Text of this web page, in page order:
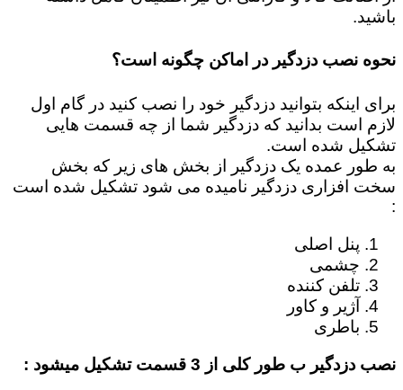
باشید.
نحوه نصب دزدگیر در اماکن چگونه است؟
برای اینکه بتوانید دزدگیر خود را نصب کنید در گام اول
لازم است بدانید که دزدگیر شما از چه قسمت هایی
تشکیل شده است.
به طور عمده یک دزدگیر از بخش های زیر که بخش
سخت افزاری دزدگیر نامیده می شود تشکیل شده است
:
پنل اصلی
چشمی
تلفن کننده
آژیر و کاور
باطری
نصب دزدگیر ب طور کلی از 3 قسمت تشکیل میشود :